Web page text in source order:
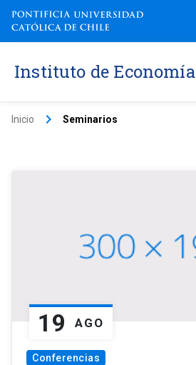
Instituto de Economía
Inicio keyboard_arrow_right Seminarios
19 AGO
Conferencias